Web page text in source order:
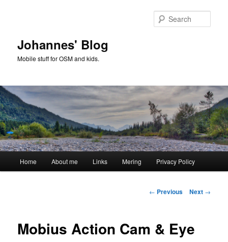
Johannes' Blog
Mobile stuff for OSM and kids.
Home About me Links Mering Privacy Policy
Post
← Previous Next →
Mobius Action Cam & Eye